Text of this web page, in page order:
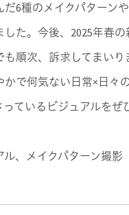
だ6種のメイクパターン
した。今後、2025年春
も順次、訴求してまいり
で何気ない日常×日々
ているビジュアルをぜ
、メイクパターン撮